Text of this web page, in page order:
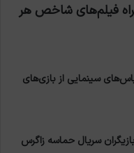
فیلم‌های شاخص هر
سینمایی از بازی‌های
سریال حماسه زاگرس